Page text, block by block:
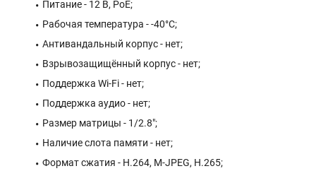
Питание - 12 В, PoE;
Рабочая температура - -40°С;
Антивандальный корпус - нет;
Взрывозащищённый корпус - нет;
Поддержка Wi-Fi - нет;
Поддержка аудио - нет;
Размер матрицы - 1/2.8";
Наличие слота памяти - нет;
Формат сжатия - H.264, M-JPEG, H.265;